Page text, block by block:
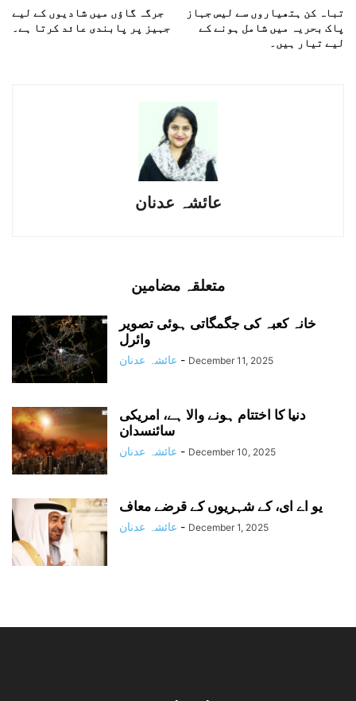
جرگہ گاؤں میں شادیوں کے لیے
جہیز پر پابندی عائد کرتا ہے۔
تباہ کن ہتھیاروں سے لیس جہاز
پاک بحریہ میں شامل ہونے کے
لیے تیار ہیں۔
عائشہ عدنان
متعلقہ مضامین
خانہ کعبہ کی جگمگاتی ہوئی تصویر
وائرل
عائشہ عدنان - December 11, 2025
دنیا کا اختتام ہونے والا ہے، امریکی
سائنسدان
عائشہ عدنان - December 10, 2025
یو اے ای، کے شہریوں کے قرضے معاف
عائشہ عدنان - December 1, 2025